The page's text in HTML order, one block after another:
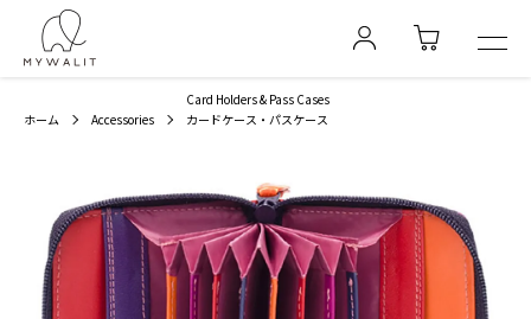
ホーム Accessories
Card Holders & Pass Cases
カードケース・パスケース